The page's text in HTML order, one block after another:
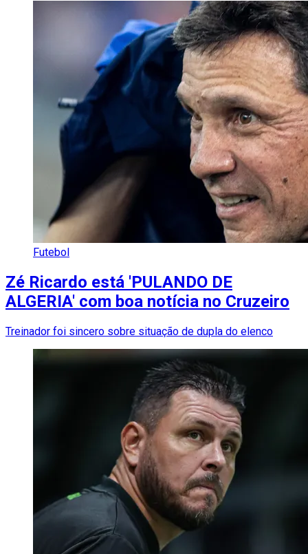
Futebol
Zé Ricardo está 'PULANDO DE
ALGERIA' com boa notícia no Cruzeiro
Treinador foi sincero sobre situação de dupla do elenco